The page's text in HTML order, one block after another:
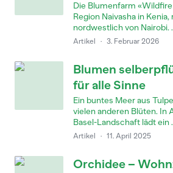
Die Blumenfarm
Region Naivasha in
nordwestlich von Nairobi.
Artikel · 3. Februar 2026
Blumen
für alle Sinne
Ein buntes Meer aus
vielen anderen Blüten. In
Basel-Landschaft lädt ein
Artikel · 11. April 2025
Orchidee –